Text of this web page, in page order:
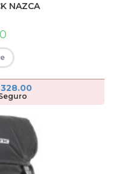
NAZCA
328.00